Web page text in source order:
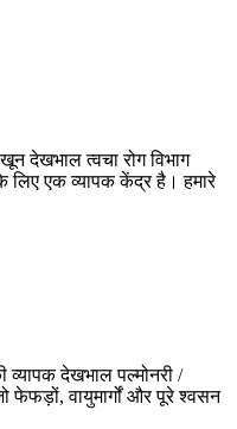
देखभाल त्वचा रोग विभाग
लिए एक व्यापक केंद्र है। हमारे
देखभाल पल्मोनरी /
फेफड़ों, वायुमार्गों और पूरे श्वसन